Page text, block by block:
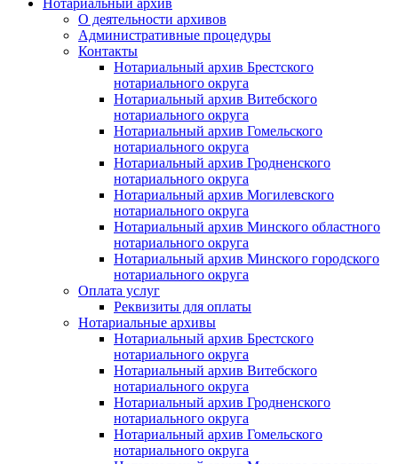
Нотариальный архив
О деятельности архивов
Административные процедуры
Контакты
Нотариальный архив Брестского
нотариального округа
Нотариальный архив Витебского
нотариального округа
Нотариальный архив Гомельского
нотариального округа
Нотариальный архив Гродненского
нотариального округа
Нотариальный архив Могилевского
нотариального округа
Нотариальный архив Минского областного
нотариального округа
Нотариальный архив Минского городского
нотариального округа
Оплата услуг
Реквизиты для оплаты
Нотариальные архивы
Нотариальный архив Брестского
нотариального округа
Нотариальный архив Витебского
нотариального округа
Нотариальный архив Гродненского
нотариального округа
Нотариальный архив Гомельского
нотариального округа